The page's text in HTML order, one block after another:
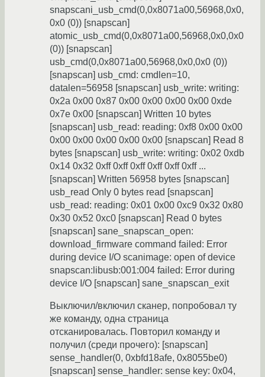
snapscani_usb_cmd(0,0x8071a00,56968,0x0,
0x0 (0)) [snapscan]
atomic_usb_cmd(0,0x8071a00,56968,0x0,0x0
(0)) [snapscan]
usb_cmd(0,0x8071a00,56968,0x0,0x0 (0))
[snapscan] usb_cmd: cmdlen=10,
datalen=56958 [snapscan] usb_write: writing:
0x2a 0x00 0x87 0x00 0x00 0x00 0x00 0xde
0x7e 0x00 [snapscan] Written 10 bytes
[snapscan] usb_read: reading: 0xf8 0x00 0x00
0x00 0x00 0x00 0x00 0x00 [snapscan] Read 8
bytes [snapscan] usb_write: writing: 0x02 0xdb
0x14 0x32 0xff 0xff 0xff 0xff 0xff 0xff ...
[snapscan] Written 56958 bytes [snapscan]
usb_read Only 0 bytes read [snapscan]
usb_read: reading: 0x01 0x00 0xc9 0x32 0x80
0x30 0x52 0xc0 [snapscan] Read 0 bytes
[snapscan] sane_snapscan_open:
download_firmware command failed: Error
during device I/O scanimage: open of device
snapscan:libusb:001:004 failed: Error during
device I/O [snapscan] sane_snapscan_exit
Выключил/включил сканер, попробовал ту
же команду, одна страница
отсканировалась. Повторил команду и
получил (среди прочего): [snapscan]
sense_handler(0, 0xbfd18afe, 0x8055be0)
[snapscan] sense_handler: sense key: 0x04,